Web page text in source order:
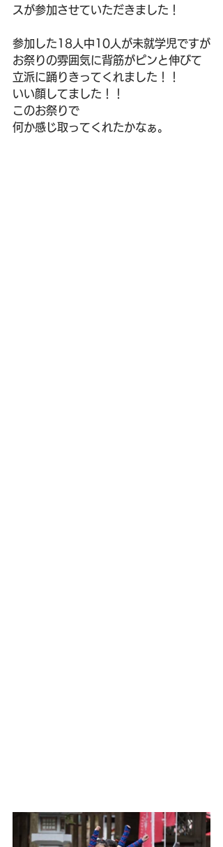
スが参加させていただきました！
参加した18人中10人が未就学児ですが
お祭りの雰囲気に背筋がピンと伸びて
立派に踊りきってくれました！！
いい顔してました！！
このお祭りで
何か感じ取ってくれたかなぁ。